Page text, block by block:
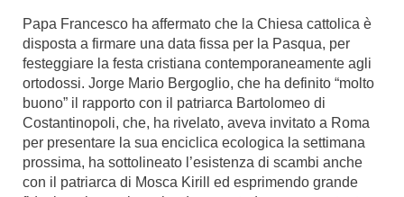
Papa Francesco ha affermato che la Chiesa cattolica è
disposta a firmare una data fissa per la Pasqua, per
festeggiare la festa cristiana contemporaneamente agli
ortodossi. Jorge Mario Bergoglio, che ha definito “molto
buono” il rapporto con il patriarca Bartolomeo di
Costantinopoli, che, ha rivelato, aveva invitato a Roma
per presentare la sua enciclica ecologica la settimana
prossima, ha sottolineato l’esistenza di scambi anche
con il patriarca di Mosca Kirill ed esprimendo grande